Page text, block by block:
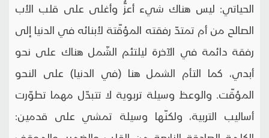
الحياتي: ليس هناك شيء أعزُّ وأغلى على قلب الأب
الصالح من أم تمتدّ رفقته المؤقّتة لأبنائه في الدنيا إلى
رفقة دائمة في الآخرة ليلتئم الشّمل هناك على نحو
أبدي، كما التأم الشمل هنا (في الدنيا) على النحو
المؤقّت. والوعظ وسيلة تربوية لا تتبدّل مهما تطوّرت
أساليب التربية، ولكنّها وسيلة تمشي على قدمين: